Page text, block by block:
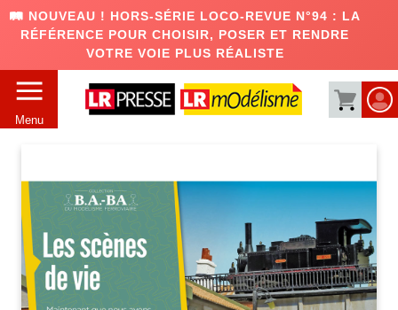
🛤️ NOUVEAU ! HORS-SÉRIE LOCO-REVUE N°94 : LA
RÉFÉRENCE POUR CHOISIR, POSER ET RENDRE
VOTRE VOIE PLUS RÉALISTE
Menu